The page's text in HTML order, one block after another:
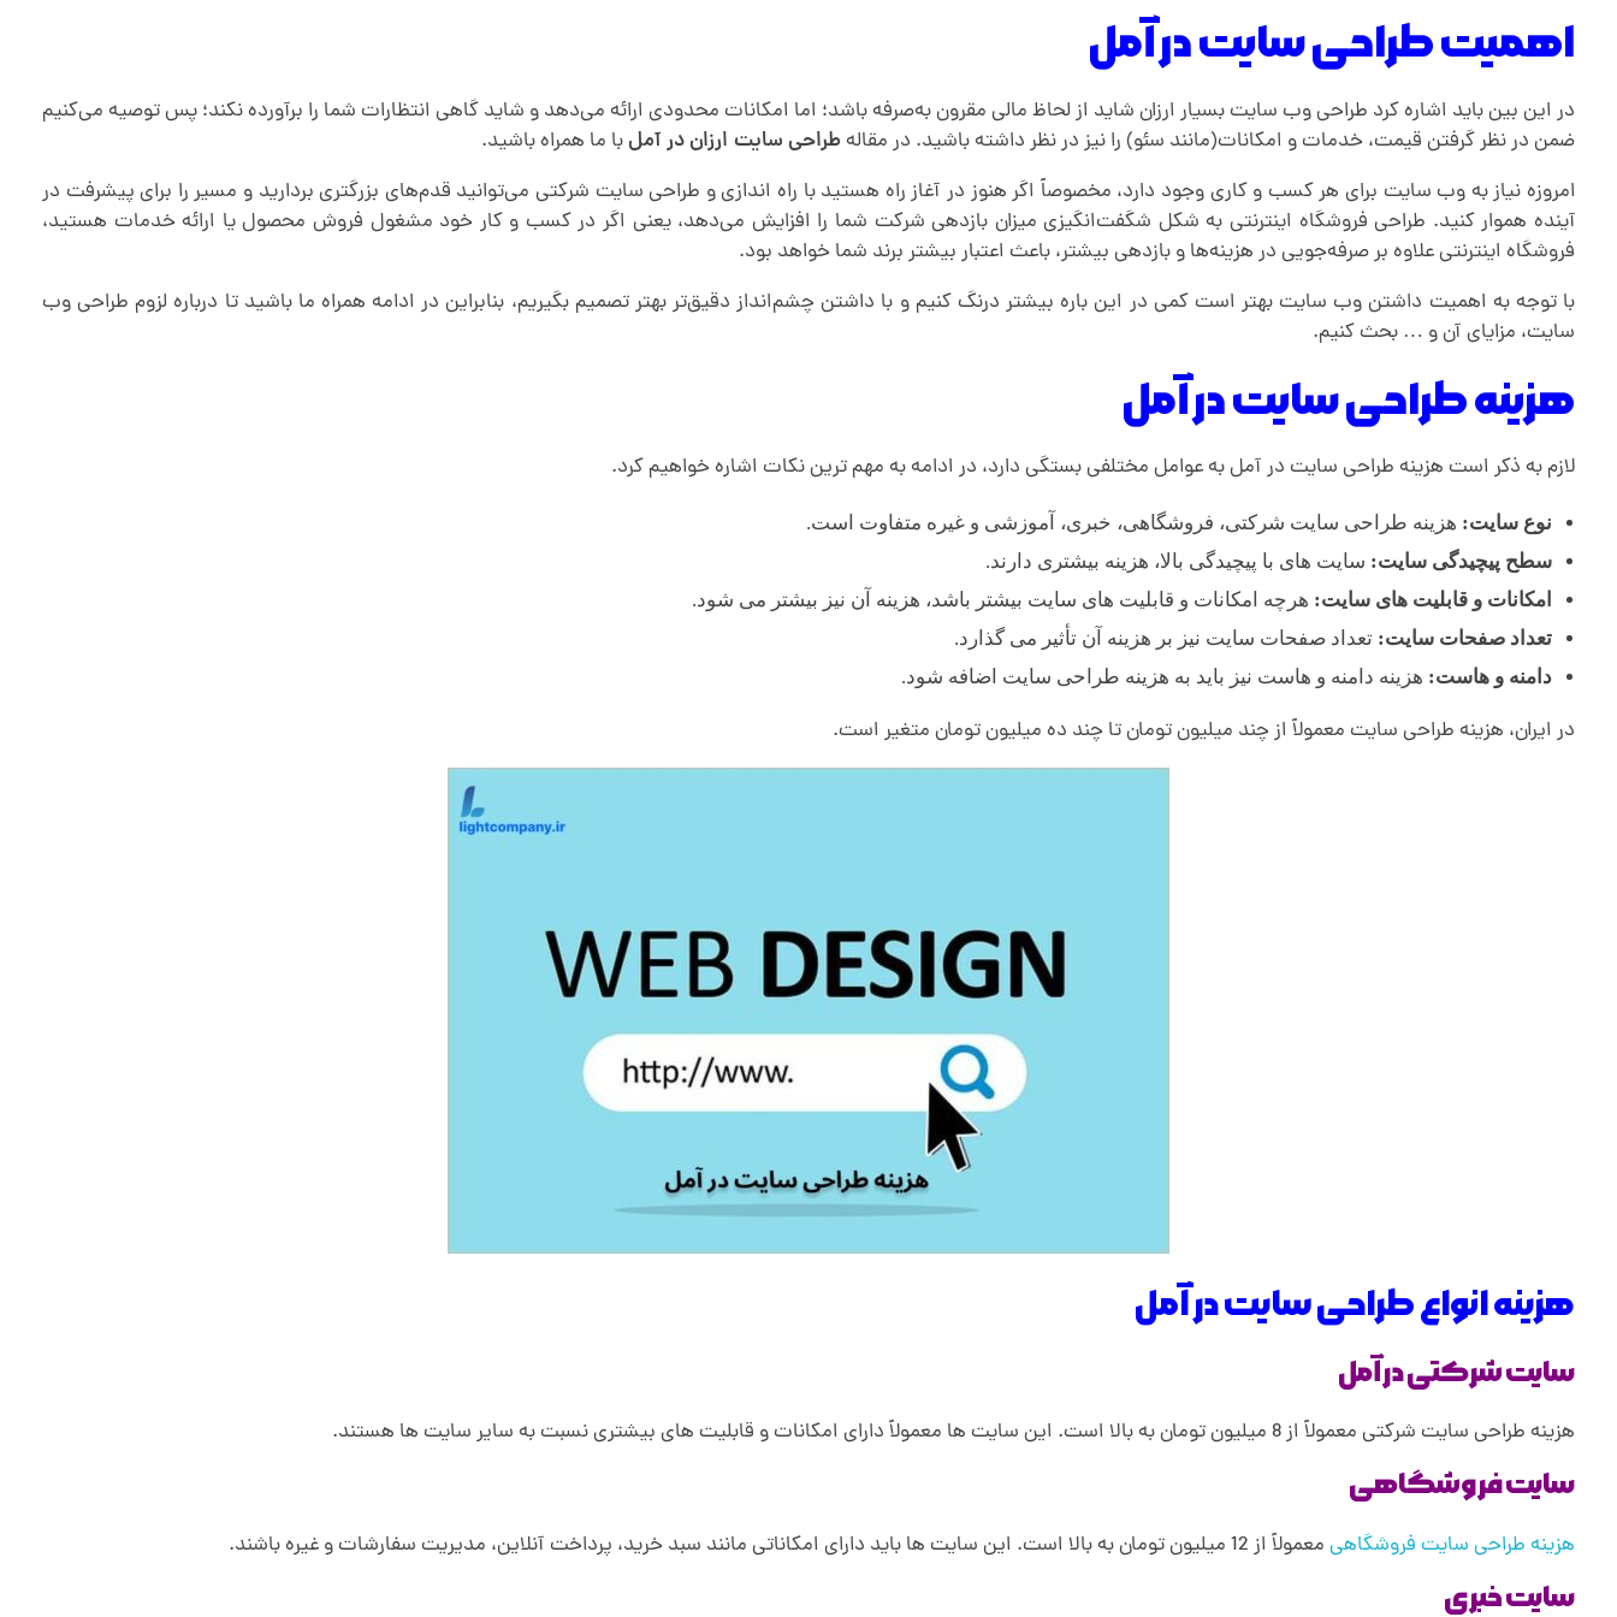
آ
م
ل
اهمیت طراحی سایت در آمل
در این بین باید اشاره کرد طراحی وب سایت بسیار ارزان شاید از لحاظ مالی مقرون به‌صرفه باشد؛ اما امکانات محدودی ارائه می‌دهد و شاید گاهی انتظارات شما را برآورده نکند؛ پس توصیه می‌کنیم
ضمن در نظر گرفتن قیمت، خدمات و امکانات(مانند سئو) را نیز در نظر داشته باشید. در مقالهطراحی سایت ارزان در آملبا ما همراه باشید.
امروزه نیاز به وب سایت برای هر کسب و کاری وجود دارد، مخصوصاً اگر هنوز در آغاز راه هستید با راه اندازی و طراحی سایت شرکتی می‌توانید قدم‌های بزرگتری بردارید و مسیر را برای پیشرفت در
آینده هموار کنید. طراحی فروشگاه اینترنتی به شکل شگفت‌انگیزی میزان بازدهی شرکت شما را افزایش می‌دهد، یعنی اگر در کسب و کار خود مشغول فروش محصول یا ارائه خدمات هستید،
فروشگاه اینترنتی علاوه بر صرفه‌جویی در هزینه‌ها و بازدهی بیشتر، باعث اعتبار بیشتر برند شما خواهد بود.
با توجه به اهمیت داشتن وب سایت بهتر است کمی در این باره بیشتر درنگ کنیم و با داشتن چشم‌انداز دقیق‌تر بهتر تصمیم بگیریم، بنابراین در ادامه همراه ما باشید تا درباره لزوم طراحی وب
سایت، مزایای آن و … بحث کنیم.
هزینه طراحی سایت در آمل
لازم به ذکر است هزینه طراحی سایت در آمل به عوامل مختلفی بستگی دارد، در ادامه به مهم ترین نکات اشاره خواهیم کرد.
نوع سایت: هزینه طراحی سایت شرکتی، فروشگاهی، خبری، آموزشی و غیره متفاوت است.
سطح پیچیدگی سایت: سایت های با پیچیدگی بالا، هزینه بیشتری دارند.
امکانات و قابلیت های سایت: هرچه امکانات و قابلیت های سایت بیشتر باشد، هزینه آن نیز بیشتر می شود.
تعداد صفحات سایت: تعداد صفحات سایت نیز بر هزینه آن تأثیر می گذارد.
دامنه و هاست: هزینه دامنه و هاست نیز باید به هزینه طراحی سایت اضافه شود.
در ایران، هزینه طراحی سایت معمولاً از چند میلیون تومان تا چند ده میلیون تومان متغیر است.
هزینه انواع طراحی سایت در آمل
سایت شرکتی در آمل
هزینه طراحی سایت شرکتی معمولاً از 8 میلیون تومان به بالا است. این سایت ها معمولاً دارای امکانات و قابلیت های بیشتری نسبت به سایر سایت ها هستند.
سایت فروشگاهی
هزینه طراحی سایت فروشگاهیمعمولاً از 12 میلیون تومان به بالا است. این سایت ها باید دارای امکاناتی مانند سبد خرید، پرداخت آنلاین، مدیریت سفارشات و غیره باشند.
سایت خبری